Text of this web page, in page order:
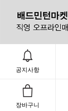
공지사항
장바구니